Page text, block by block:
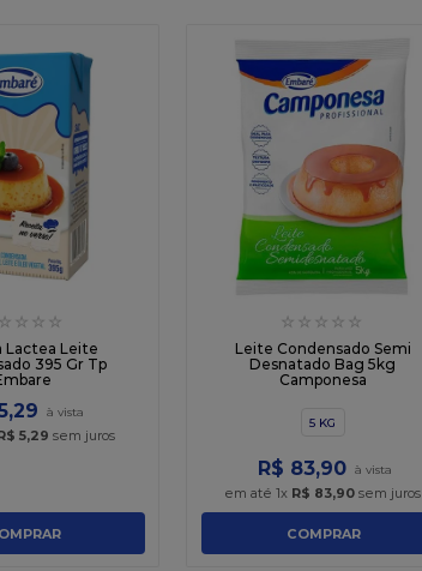
☆ ☆ ☆ ☆
Lactea Leite
395 Gr Tp
,29
5,29 sem juros
☆ ☆ ☆ ☆ ☆
Leite Condensado Semi
Desnatado Bag 5kg
Camponesa
5 KG
R$ 83,90
em até1x R$ 83,90 sem juros
COMPRAR